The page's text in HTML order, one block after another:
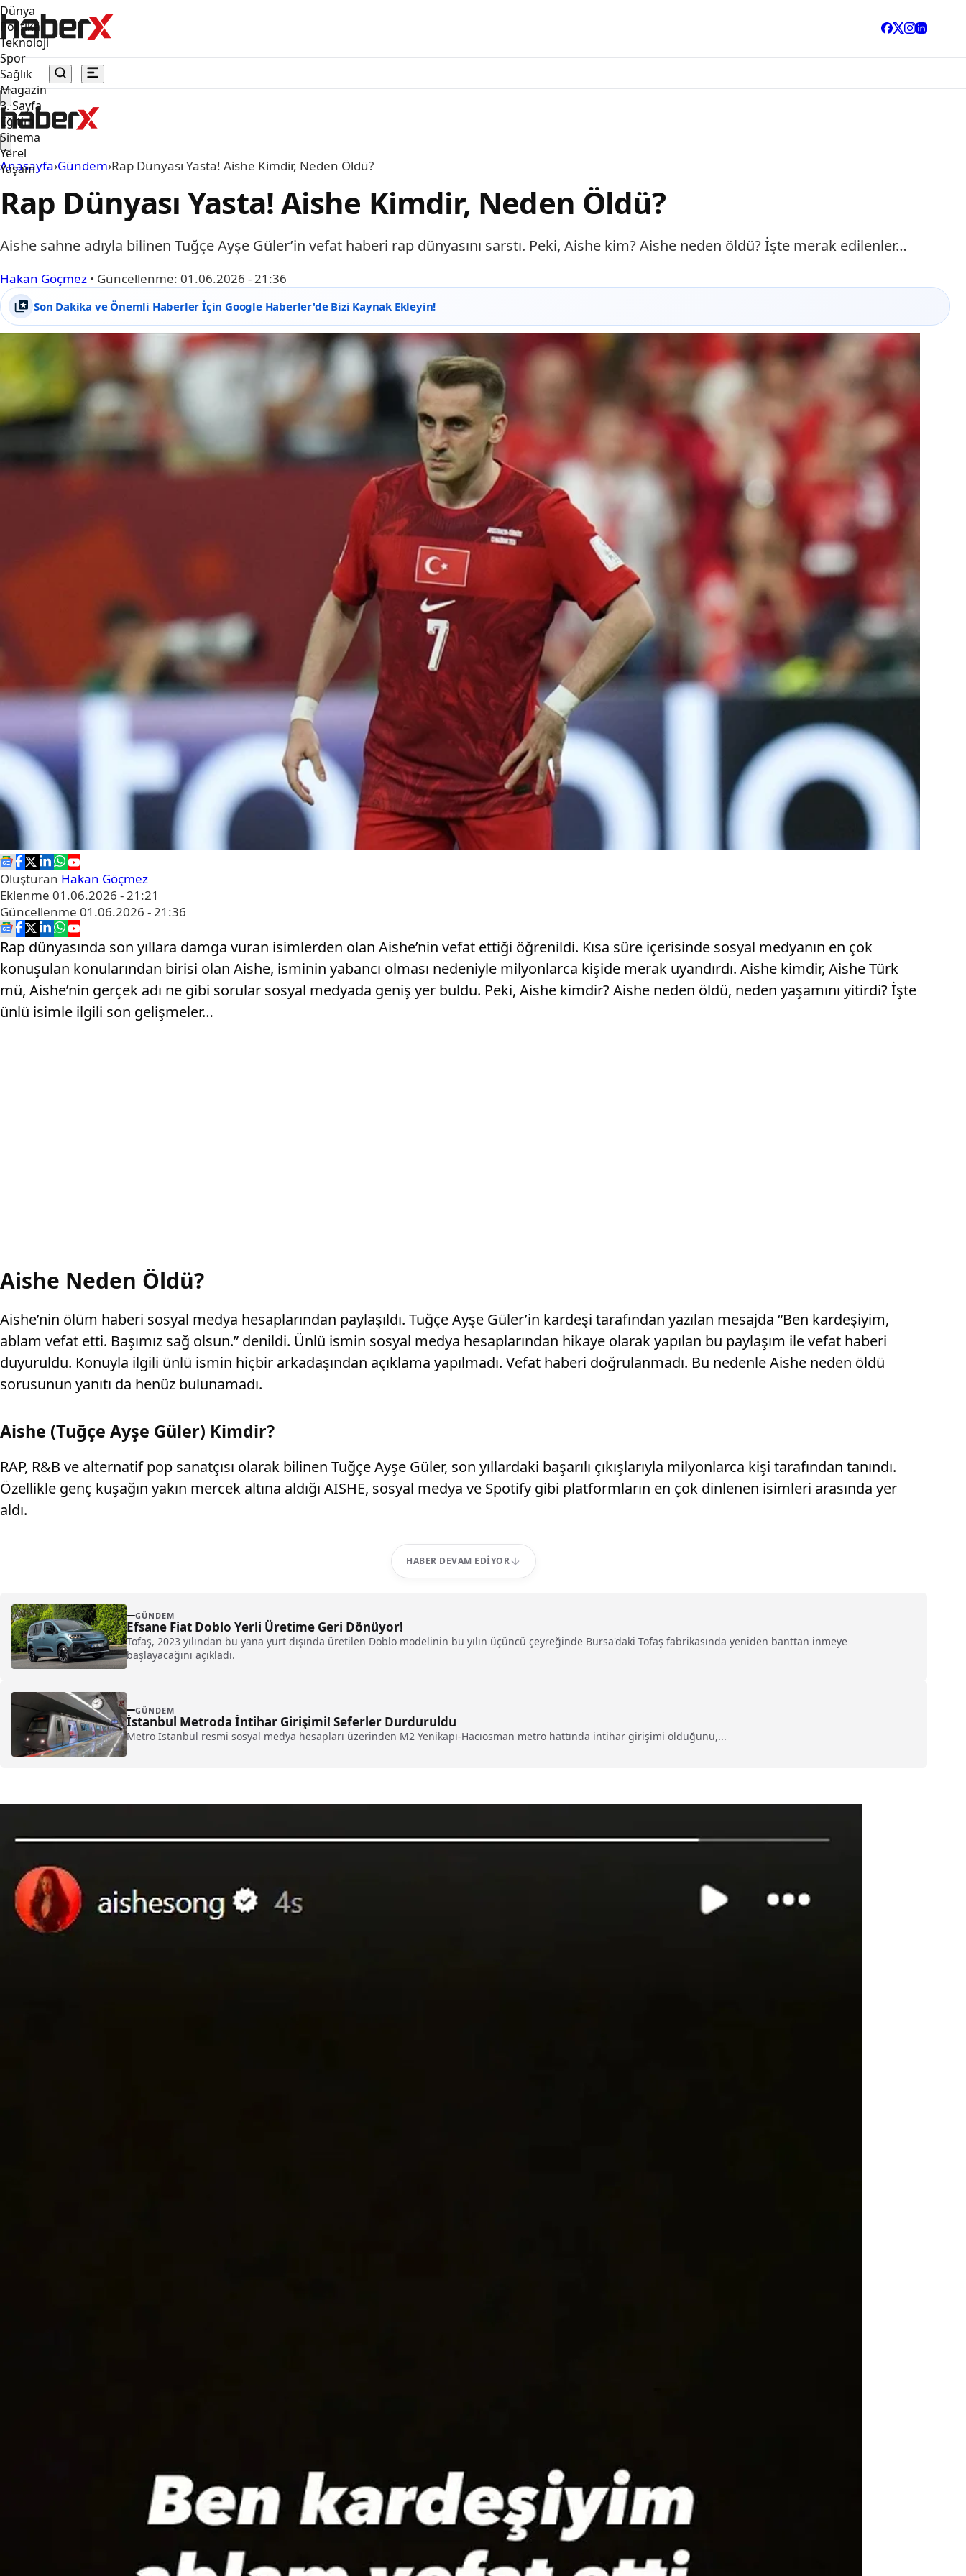
Dünya
Politika
Teknoloji
Spor
Sağlık
Magazin
3. Sayfa
Eğitim
Sinema
Yerel
Yaşam
Anasayfa›Gündem›Rap Dünyası Yasta! Aishe Kimdir, Neden Öldü?
Rap Dünyası Yasta! Aishe Kimdir, Neden Öldü?
Aishe sahne adıyla bilinen Tuğçe Ayşe Güler’in vefat haberi rap dünyasını sarstı. Peki, Aishe kim? Aishe neden öldü? İşte merak edilenler…
Hakan Göçmez • Güncellenme: 01.06.2026 - 21:36
Son Dakika ve Önemli Haberler İçin Google Haberler'de Bizi Kaynak Ekleyin!
Oluşturan Hakan Göçmez
Eklenme 01.06.2026 - 21:21
Güncellenme 01.06.2026 - 21:36
Rap dünyasında son yıllara damga vuran isimlerden olan Aishe’nin vefat ettiği öğrenildi. Kısa süre içerisinde sosyal medyanın en çok
konuşulan konularından birisi olan Aishe, isminin yabancı olması nedeniyle milyonlarca kişide merak uyandırdı. Aishe kimdir, Aishe Türk
mü, Aishe’nin gerçek adı ne gibi sorular sosyal medyada geniş yer buldu. Peki, Aishe kimdir? Aishe neden öldü, neden yaşamını yitirdi? İşte
ünlü isimle ilgili son gelişmeler…
Aishe Neden Öldü?
Aishe’nin ölüm haberi sosyal medya hesaplarından paylaşıldı. Tuğçe Ayşe Güler’in kardeşi tarafından yazılan mesajda “Ben kardeşiyim,
ablam vefat etti. Başımız sağ olsun.” denildi. Ünlü ismin sosyal medya hesaplarından hikaye olarak yapılan bu paylaşım ile vefat haberi
duyuruldu. Konuyla ilgili ünlü ismin hiçbir arkadaşından açıklama yapılmadı. Vefat haberi doğrulanmadı. Bu nedenle Aishe neden öldü
sorusunun yanıtı da henüz bulunamadı.
Aishe (Tuğçe Ayşe Güler) Kimdir?
RAP, R&B ve alternatif pop sanatçısı olarak bilinen Tuğçe Ayşe Güler, son yıllardaki başarılı çıkışlarıyla milyonlarca kişi tarafından tanındı.
Özellikle genç kuşağın yakın mercek altına aldığı AISHE, sosyal medya ve Spotify gibi platformların en çok dinlenen isimleri arasında yer
aldı.
HABER DEVAM EDIYOR
GÜNDEM
Efsane Fiat Doblo Yerli Üretime Geri Dönüyor!
Tofaş, 2023 yılından bu yana yurt dışında üretilen Doblo modelinin bu yılın üçüncü çeyreğinde Bursa'daki Tofaş fabrikasında yeniden banttan inmeye
başlayacağını açıkladı.
GÜNDEM
İstanbul Metroda İntihar Girişimi! Seferler Durduruldu
Metro İstanbul resmi sosyal medya hesapları üzerinden M2 Yenikapı-Hacıosman metro hattında intihar girişimi olduğunu,...